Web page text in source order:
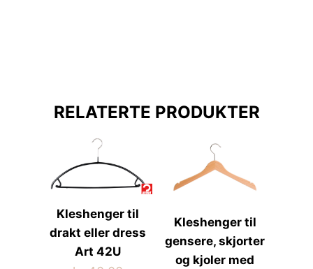
velges
produktsiden
RELATERTE PRODUKTER
Kleshenger til
drakt eller dress
Art 42U
Kleshenger til
gensere, skjorter
og kjoler med